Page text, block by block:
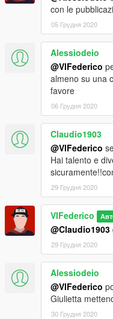
con le
05 Грудня 2020
Alessiodeio
@VIFederico
almeno su una
favore
06 Грудня 2020
Claudio1903
@VIFederico
Hai talento e
29 Грудня 2020
VIFederico
@Claudio1903
29 Грудня 2020
Alessiodeio
@VIFederico
Giulietta
30 Грудня 2020